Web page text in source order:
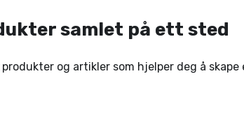
samlet på ett sted
og artikler som hjelper deg å skape